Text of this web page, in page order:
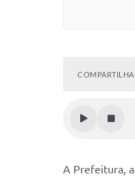
A Prefeitura,